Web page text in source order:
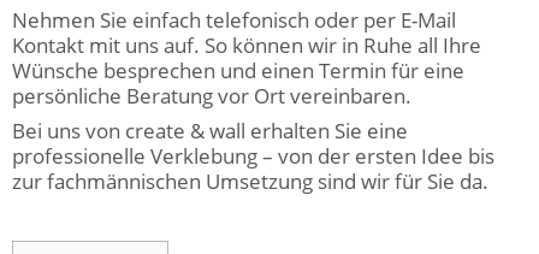
Nehmen Sie einfach telefonisch oder per E-Mail
Kontakt mit uns auf. So können wir in Ruhe all Ihre
Wünsche besprechen und einen Termin für eine
persönliche Beratung vor Ort vereinbaren.
Bei uns von create & wall erhalten Sie eine
professionelle Verklebung – von der ersten Idee bis
zur fachmännischen Umsetzung sind wir für Sie da.